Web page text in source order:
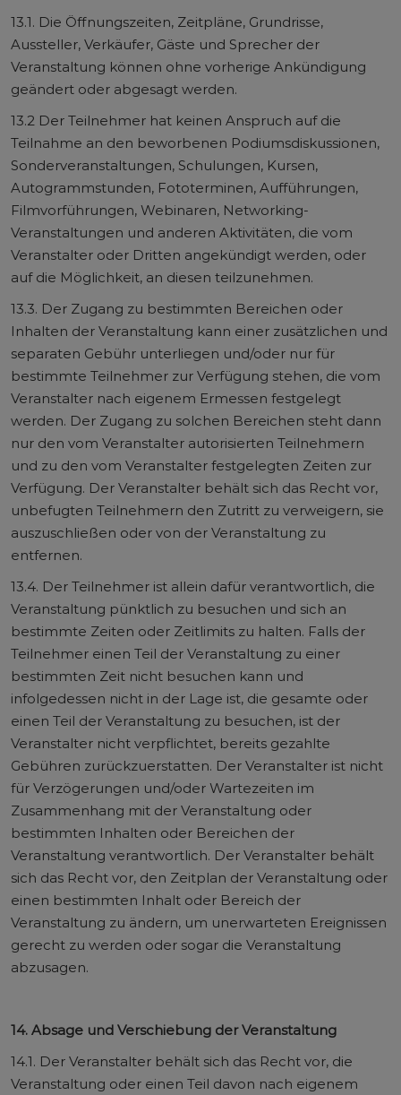
13.1. Die Öffnungszeiten, Zeitpläne, Grundrisse,
Aussteller, Verkäufer, Gäste und Sprecher der
Veranstaltung können ohne vorherige Ankündigung
geändert oder abgesagt werden.
13.2 Der Teilnehmer hat keinen Anspruch auf die
Teilnahme an den beworbenen Podiumsdiskussionen,
Sonderveranstaltungen, Schulungen, Kursen,
Autogrammstunden, Fototerminen, Aufführungen,
Filmvorführungen, Webinaren, Networking-
Veranstaltungen und anderen Aktivitäten, die vom
Veranstalter oder Dritten angekündigt werden, oder
auf die Möglichkeit, an diesen teilzunehmen.
13.3. Der Zugang zu bestimmten Bereichen oder
Inhalten der Veranstaltung kann einer zusätzlichen und
separaten Gebühr unterliegen und/oder nur für
bestimmte Teilnehmer zur Verfügung stehen, die vom
Veranstalter nach eigenem Ermessen festgelegt
werden. Der Zugang zu solchen Bereichen steht dann
nur den vom Veranstalter autorisierten Teilnehmern
und zu den vom Veranstalter festgelegten Zeiten zur
Verfügung. Der Veranstalter behält sich das Recht vor,
unbefugten Teilnehmern den Zutritt zu verweigern, sie
auszuschließen oder von der Veranstaltung zu
entfernen.
13.4. Der Teilnehmer ist allein dafür verantwortlich, die
Veranstaltung pünktlich zu besuchen und sich an
bestimmte Zeiten oder Zeitlimits zu halten. Falls der
Teilnehmer einen Teil der Veranstaltung zu einer
bestimmten Zeit nicht besuchen kann und
infolgedessen nicht in der Lage ist, die gesamte oder
einen Teil der Veranstaltung zu besuchen, ist der
Veranstalter nicht verpflichtet, bereits gezahlte
Gebühren zurückzuerstatten. Der Veranstalter ist nicht
für Verzögerungen und/oder Wartezeiten im
Zusammenhang mit der Veranstaltung oder
bestimmten Inhalten oder Bereichen der
Veranstaltung verantwortlich. Der Veranstalter behält
sich das Recht vor, den Zeitplan der Veranstaltung oder
einen bestimmten Inhalt oder Bereich der
Veranstaltung zu ändern, um unerwarteten Ereignissen
gerecht zu werden oder sogar die Veranstaltung
abzusagen.
14. Absage und Verschiebung der Veranstaltung
14.1. Der Veranstalter behält sich das Recht vor, die
Veranstaltung oder einen Teil davon nach eigenem